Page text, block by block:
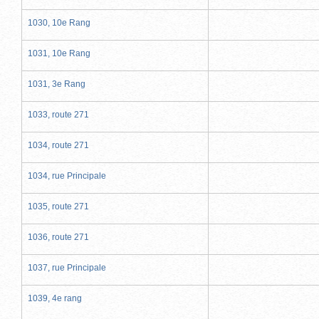
1030, 10e Rang
1031, 10e Rang
1031, 3e Rang
1033, route 271
1034, route 271
1034, rue Principale
1035, route 271
1036, route 271
1037, rue Principale
1039, 4e rang